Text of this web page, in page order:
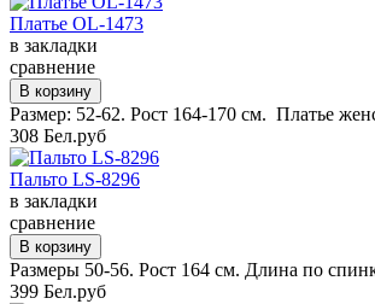
Платье OL-1473
в закладки
сравнение
Размер: 52-62. Рост 164-170 см. Платье
308 Бел.руб
Пальто LS-8296
в закладки
сравнение
Размеры 50-56. Рост 164 см. Длина по
399 Бел.руб